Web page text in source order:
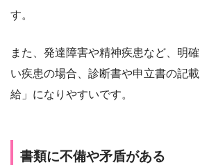
す。
また、発達障害や精神疾患など、明
い疾患の場合、診断書や申立書の記
給」になりやすいです。
書類に不備や矛盾がある